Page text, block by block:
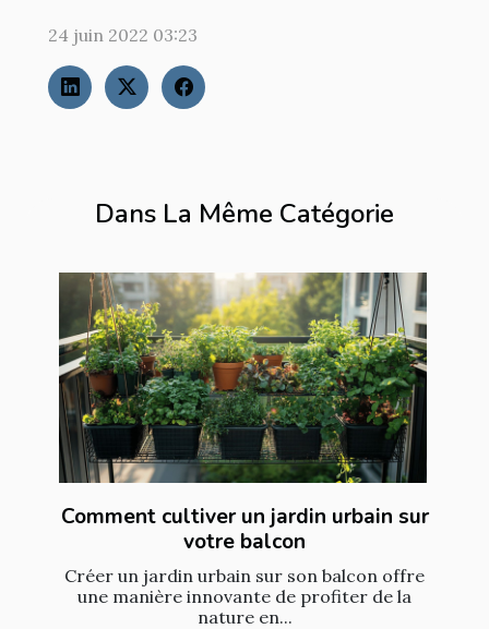
Dans La Même Catégorie
Comment cultiver un jardin urbain sur
votre balcon
Créer un jardin urbain sur son balcon offre
une manière innovante de profiter de la
nature en...
24 juin 2022 03:23